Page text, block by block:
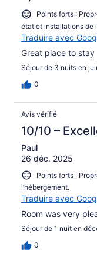
Points forts :
état et installations de
Traduire avec
Great place to stay
Séjour de 3 nuits en
0
Avis vérifié
10/10 –
Paul
26 déc. 2025
Points forts :
l’hébergement.
Traduire avec
Room was very
Séjour de 1 nuit en
0